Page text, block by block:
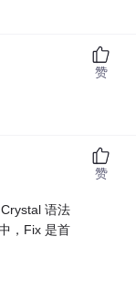
赞
语法
，Fix 是首
赞